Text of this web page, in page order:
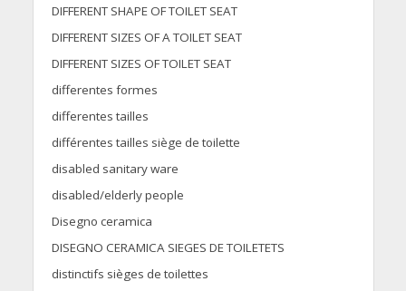
DIFFERENT SHAPE OF TOILET SEAT
DIFFERENT SIZES OF A TOILET SEAT
DIFFERENT SIZES OF TOILET SEAT
differentes formes
differentes tailles
différentes tailles siège de toilette
disabled sanitary ware
disabled/elderly people
Disegno ceramica
DISEGNO CERAMICA SIEGES DE TOILETETS
distinctifs sièges de toilettes